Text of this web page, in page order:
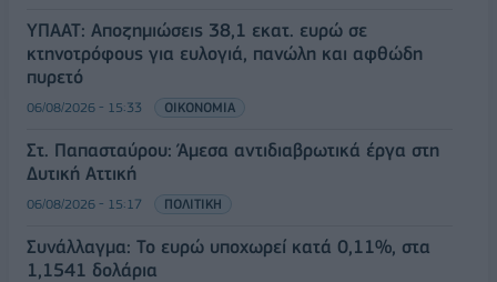
ΥΠΑΑΤ: Αποζημιώσεις 38,1 εκατ. ευρώ σε
κτηνοτρόφους για ευλογιά, πανώλη και αφθώδη
πυρετό
06/08/2026 - 15:33 ΟΙΚΟΝΟΜΙΑ
Στ. Παπασταύρου: Άμεσα αντιδιαβρωτικά έργα στη
Δυτική Αττική
06/08/2026 - 15:17 ΠΟΛΙΤΙΚΗ
Συνάλλαγμα: Το ευρώ υποχωρεί κατά 0,11%, στα
1,1541 δολάρια